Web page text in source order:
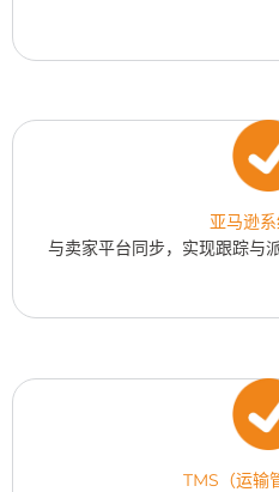
亚马逊
与卖家平台同步，实现跟踪与
TMS（运输